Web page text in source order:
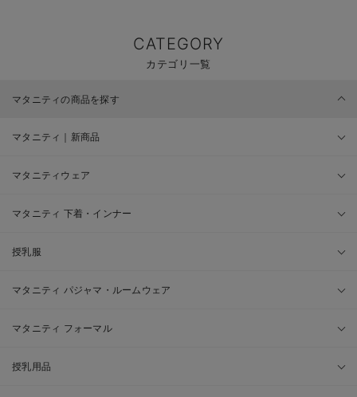
CATEGORY
カテゴリ一覧
マタニティの商品を探す
マタニティ｜新商品
マタニティウェア
マタニティ 下着・インナー
授乳服
マタニティ パジャマ・ルームウェア
マタニティ フォーマル
授乳用品